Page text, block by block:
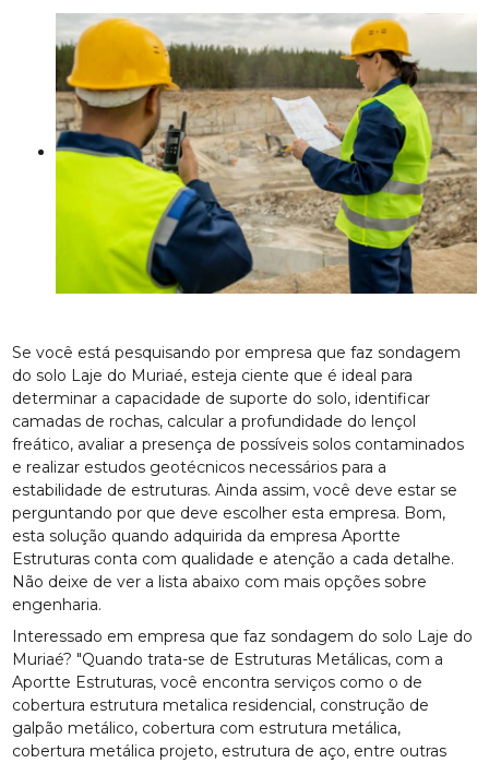
Se você está pesquisando por empresa que faz sondagem
do solo Laje do Muriaé, esteja ciente que é ideal para
determinar a capacidade de suporte do solo, identificar
camadas de rochas, calcular a profundidade do lençol
freático, avaliar a presença de possíveis solos contaminados
e realizar estudos geotécnicos necessários para a
estabilidade de estruturas. Ainda assim, você deve estar se
perguntando por que deve escolher esta empresa. Bom,
esta solução quando adquirida da empresa Aportte
Estruturas conta com qualidade e atenção a cada detalhe.
Não deixe de ver a lista abaixo com mais opções sobre
engenharia.
Interessado em empresa que faz sondagem do solo Laje do
Muriaé? "Quando trata-se de Estruturas Metálicas, com a
Aportte Estruturas, você encontra serviços como o de
cobertura estrutura metalica residencial, construção de
galpão metálico, cobertura com estrutura metálica,
cobertura metálica projeto, estrutura de aço, entre outras